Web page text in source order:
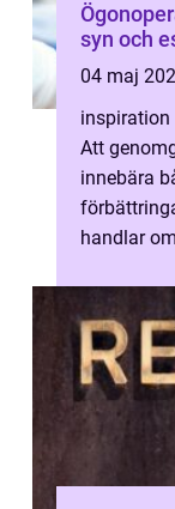
syn och
04 maj
inspiration
Att
innebära
handlar